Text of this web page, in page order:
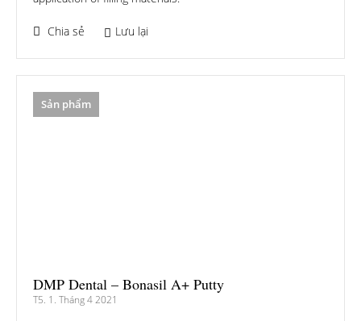
Chia sẻ Lưu lại
Sản phẩm
DMP Dental – Bonasil A+ Putty
T5. 1. Tháng 4 2021